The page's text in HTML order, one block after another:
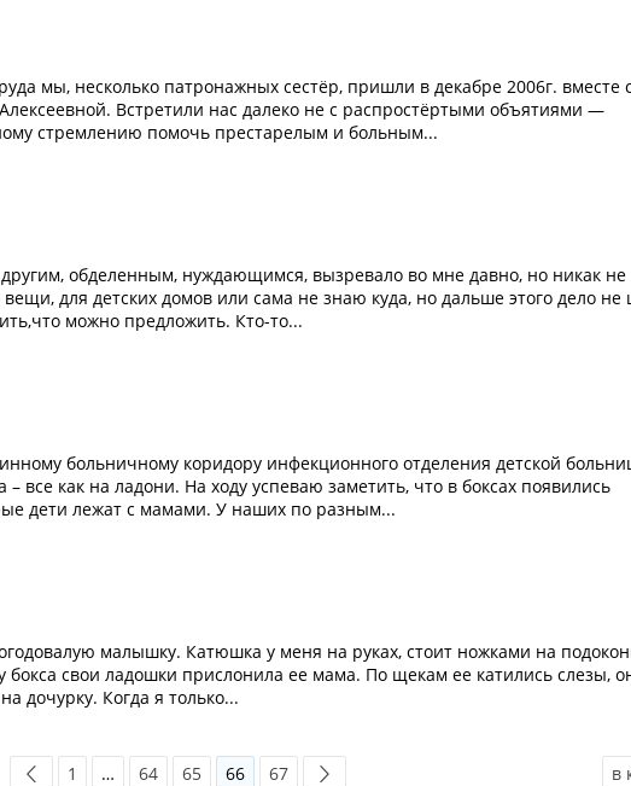
мы, несколько патронажных сестёр, пришли в декабре 2006г. вместе
Встретили нас далеко не с распростёртыми объятиями —
стремлению помочь престарелым и больным...
другим, обделенным, нуждающимся, вызревало во мне давно, но никак не
для детских домов или сама не знаю куда, но дальше этого дело не
можно предложить. Кто-то...
больничному коридору инфекционного отделения детской
– все как на ладони. На ходу успеваю заметить, что в боксах появились
дети лежат с мамами. У наших по разным...
малышку. Катюшка у меня на руках, стоит ножками на
бокса свои ладошки прислонила ее мама. По щекам ее катились слезы,
дочурку. Когда я только...
в
1 … 64 65 66 67